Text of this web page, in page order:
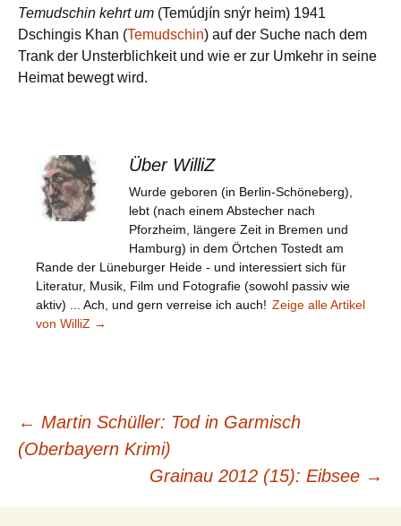
Temudschin kehrt um (Temúdjín snýr heim) 1941
Dschingis Khan (Temudschin) auf der Suche nach dem
Trank der Unsterblichkeit und wie er zur Umkehr in seine
Heimat bewegt wird.
Über WilliZ
Wurde geboren (in Berlin-Schöneberg),
lebt (nach einem Abstecher nach
Pforzheim, längere Zeit in Bremen und
Hamburg) in dem Örtchen Tostedt am
Rande der Lüneburger Heide - und interessiert sich für
Literatur, Musik, Film und Fotografie (sowohl passiv wie
aktiv) ... Ach, und gern verreise ich auch! Zeige alle Artikel
von WilliZ →
Beitragsnavigation
← Martin Schüller: Tod in Garmisch
(Oberbayern Krimi)
Grainau 2012 (15): Eibsee →